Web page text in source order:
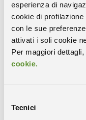
esperienza di
cookie di
con le sue
attivati i soli cookie
Per maggiori dettagli,
cookie.
delTecnici
Area Science Park
infrastruttura
(coordinatore
Area Science Park
PER SCOPRIRE LE 18